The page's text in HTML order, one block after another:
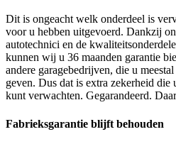
Dit is ongeacht welk onderdeel is
voor u hebben uitgevoerd. Dankzij
autotechnici en de
kunnen wij u 36 maanden garantie
andere garagebedrijven, die u
geven. Dus dat is extra zekerheid die
kunt verwachten. Gegarandeerd.
Fabrieksgarantie blijft behouden